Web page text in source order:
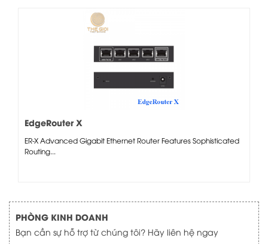
EdgeRouter X
ER-X Advanced Gigabit Ethernet Router Features Sophisticated
Routing...
PHÒNG KINH DOANH
Bạn cần sự hỗ trợ từ chúng tôi? Hãy liên hệ ngay